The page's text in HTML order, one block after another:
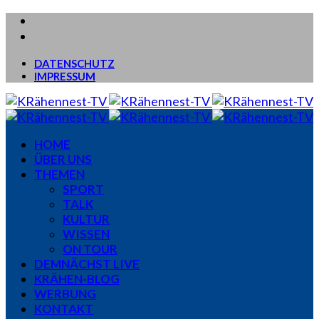
DATENSCHUTZ
IMPRESSUM
HOME
ÜBER UNS
THEMEN
SPORT
TALK
KULTUR
WISSEN
ON TOUR
DEMNÄCHST LIVE
KRÄHEN-BLOG
WERBUNG
KONTAKT